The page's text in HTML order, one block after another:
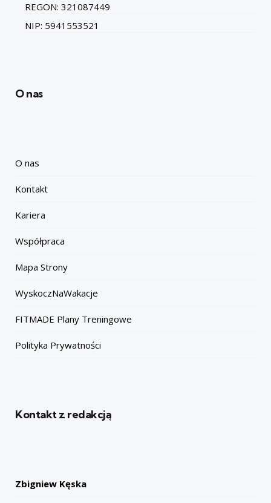
REGON: 321087449
NIP: 5941553521
O nas
O nas
Kontakt
Kariera
Współpraca
Mapa Strony
WyskoczNaWakacje
FITMADE Plany Treningowe
Polityka Prywatności
Kontakt z redakcją
Zbigniew Kęska